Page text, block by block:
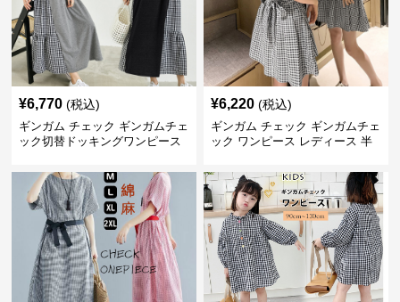
¥6,770 (税込)
ギンガム チェック ギンガムチェ
ック切替ドッキングワンピース
¥6,220 (税込)
ギンガム チェック ギンガムチェ
ック ワンピース レディース 半